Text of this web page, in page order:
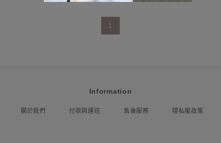
1
Information
關於我們 付款與運送 售後服務 隱私權政策